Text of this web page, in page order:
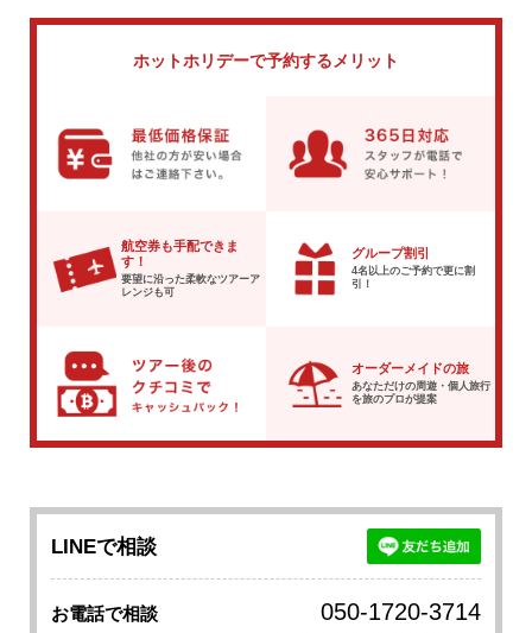
ホットホリデーで予約するメリット
航空券も手配できま
す！
要望に沿った柔軟なツアーア
レンジも可
グループ割引
4名以上のご予約で更に割
引！
オーダーメイドの旅
あなただけの周遊・個人旅行
を旅のプロが提案
LINEで相談
お電話で相談 050-1720-3714